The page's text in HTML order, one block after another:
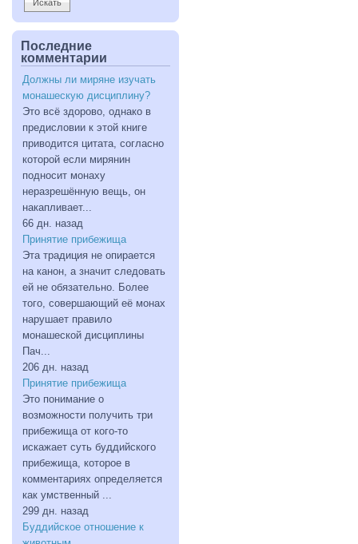
Последние
комментарии
Должны ли миряне изучать
монашескую дисциплину?
Это всё здорово, однако в
предисловии к этой книге
приводится цитата, согласно
которой если мирянин
подносит монаху
неразрешённую вещь, он
накапливает...
66 дн. назад
Принятие прибежища
Эта традиция не опирается
на канон, а значит следовать
ей не обязательно. Более
того, совершающий её монах
нарушает правило
монашеской дисциплины
Пач...
206 дн. назад
Принятие прибежища
Это понимание о
возможности получить три
прибежища от кого-то
искажает суть буддийского
прибежища, которое в
комментариях определяется
как умственный ...
299 дн. назад
Буддийское отношение к